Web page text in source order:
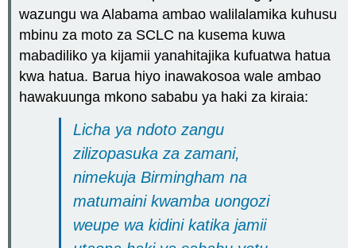
wazungu wa Alabama ambao walilalamika kuhusu
mbinu za moto za SCLC na kusema kuwa
mabadiliko ya kijamii yanahitajika kufuatwa hatua
kwa hatua. Barua hiyo inawakosoa wale ambao
hawakuunga mkono sababu ya haki za kiraia:
Licha ya ndoto zangu
zilizopasuka za zamani,
nimekuja Birmingham na
matumaini kwamba uongozi
weupe wa kidini katika jamii